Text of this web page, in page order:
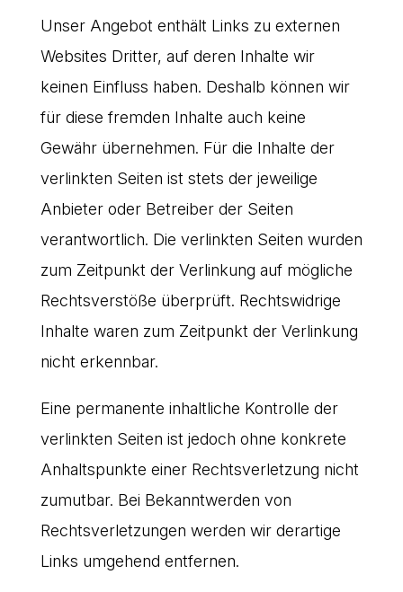
Unser Angebot enthält Links zu externen
Websites Dritter, auf deren Inhalte wir
keinen Einfluss haben. Deshalb können wir
für diese fremden Inhalte auch keine
Gewähr übernehmen. Für die Inhalte der
verlinkten Seiten ist stets der jeweilige
Anbieter oder Betreiber der Seiten
verantwortlich. Die verlinkten Seiten wurden
zum Zeitpunkt der Verlinkung auf mögliche
Rechtsverstöße überprüft. Rechtswidrige
Inhalte waren zum Zeitpunkt der Verlinkung
nicht erkennbar.
Eine permanente inhaltliche Kontrolle der
verlinkten Seiten ist jedoch ohne konkrete
Anhaltspunkte einer Rechtsverletzung nicht
zumutbar. Bei Bekanntwerden von
Rechtsverletzungen werden wir derartige
Links umgehend entfernen.